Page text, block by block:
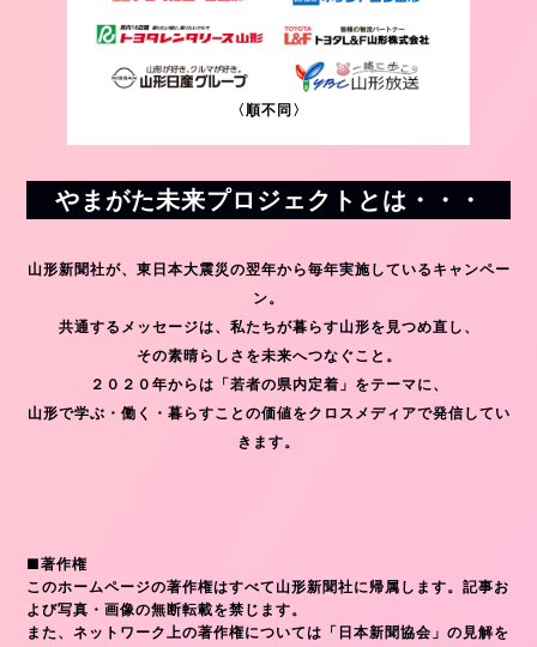
〈順不同〉
やまがた未来プロジェクトとは・・・
山形新聞社が、東日本大震災の翌年から毎年実施しているキャンペー
ン。
共通するメッセージは、私たちが暮らす山形を見つめ直し、
その素晴らしさを未来へつなぐこと。
２０２０年からは「若者の県内定着」をテーマに、
山形で学ぶ・働く・暮らすことの価値をクロスメディアで発信してい
きます。
■著作権
このホームページの著作権はすべて山形新聞社に帰属します。記事お
よび写真・画像の無断転載を禁じます。
また、ネットワーク上の著作権については「日本新聞協会」の見解を